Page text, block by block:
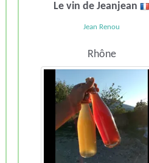
Le vin de Jeanjean
Jean Renou
Rhône